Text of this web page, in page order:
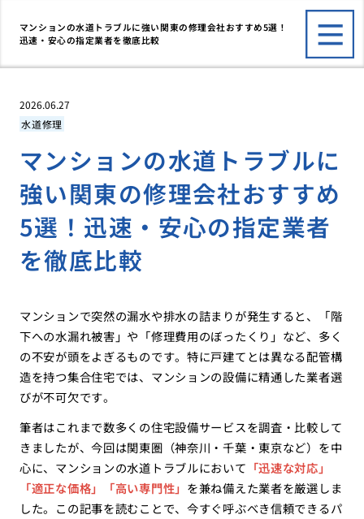
マンションの水道トラブルに強い関東の修理会社おすすめ5選！
迅速・安心の指定業者を徹底比較
2026.06.27
水道修理
マンションの水道トラブルに
強い関東の修理会社おすすめ
5選！迅速・安心の指定業者
を徹底比較
マンションで突然の漏水や排水の詰まりが発生すると、「階
下への水漏れ被害」や「修理費用のぼったくり」など、多く
の不安が頭をよぎるものです。特に戸建てとは異なる配管構
造を持つ集合住宅では、マンションの設備に精通した業者選
びが不可欠です。
筆者はこれまで数多くの住宅設備サービスを調査・比較して
きましたが、今回は関東圏（神奈川・千葉・東京など）を中
心に、マンションの水道トラブルにおいて 「迅速な対応」
「適正な価格」「高い専門性」 を兼ね備えた業者を厳選しま
した。この記事を読むことで、今すぐ呼ぶべき信頼できるパ